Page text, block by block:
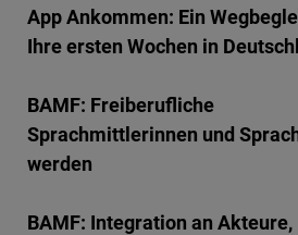
App Ankommen: Ein
Ihre ersten Wochen in
BAMF: Freiberufliche
Sprachmittlerinnen und
werden
BAMF: Integration an Akteure,